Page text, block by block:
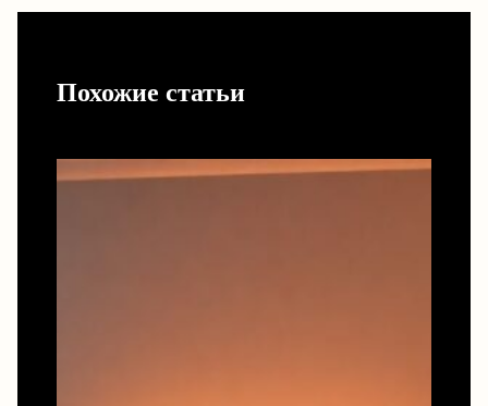
Похожие статьи